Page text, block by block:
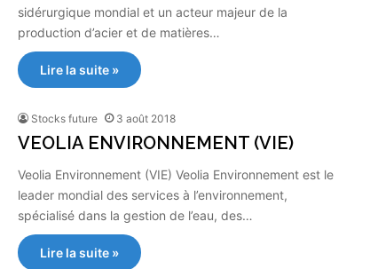
sidérurgique mondial et un acteur majeur de la
production d’acier et de matières…
Lire la suite »
Stocks future 3 août 2018
VEOLIA ENVIRONNEMENT (VIE)
Veolia Environnement (VIE) Veolia Environnement est le
leader mondial des services à l’environnement,
spécialisé dans la gestion de l’eau, des…
Lire la suite »